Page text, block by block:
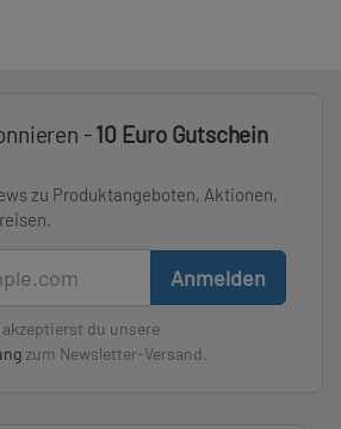
-10 Euro Gutschein
zu Produktangeboten, Aktionen,
Anmelden
du unsere
zum Newsletter-Versand.